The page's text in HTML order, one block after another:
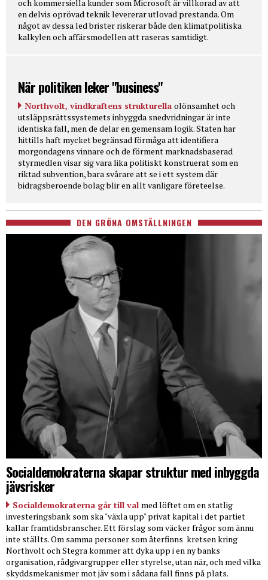
och kommersiella kunder som Microsoft är villkorad av att
en delvis oprövad teknik levererar utlovad prestanda. Om
något av dessa led brister riskerar både den klimatpolitiska
kalkylen och affärsmodellen att raseras samtidigt.
När politiken leker "business"
Northvolt, vindkraftens strukturella olönsamhet och
utsläppsrättssystemets inbyggda snedvridningar är inte
identiska fall, men de delar en gemensam logik. Staten har
hittills haft mycket begränsad förmåga att identifiera
morgondagens vinnare och de förment marknadsbaserad
styrmedlen visar sig vara lika politiskt konstruerat som en
riktad subvention, bara svårare att se i ett system där
bidragsberoende bolag blir en allt vanligare företeelse.
DEN GRÖNA OMSTÄLLNINGEN
Socialdemokraterna skapar struktur med inbyggda
jävsrisker
Socialdemokraterna går till val med löftet om en statlig
investeringsbank som ska "växla upp" privat kapital i det partiet
kallar framtidsbranscher. Ett förslag som väcker frågor som ännu
inte ställts. Om samma personer som återfinns kretsen kring
Northvolt och Stegra kommer att dyka upp i en ny banks
organisation, rådgivargrupper eller styrelse, utan när, och med vilka
skyddsmekanismer mot jäv som i sådana fall finns på plats.